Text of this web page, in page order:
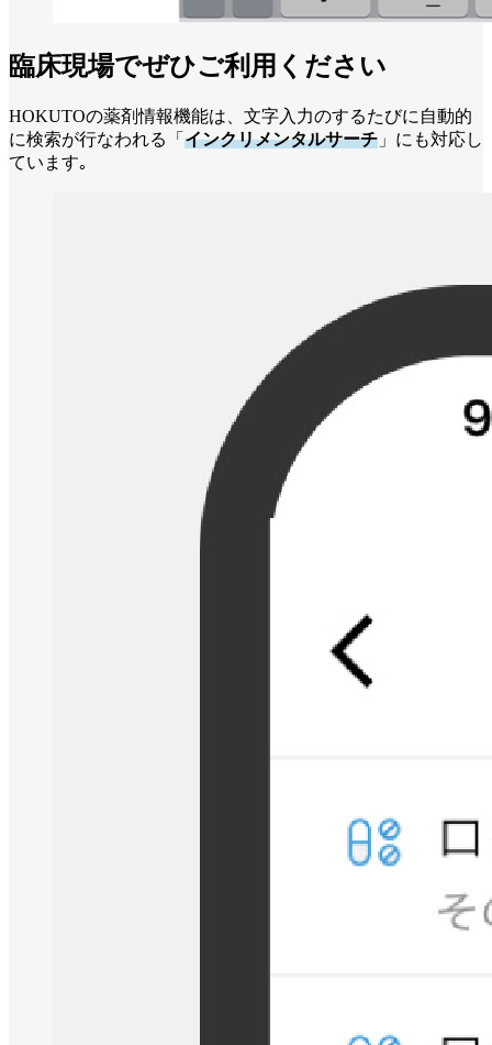
臨床現場でぜひご利用ください
HOKUTOの薬剤情報機能は、文字入力のするたびに自動的
に検索が行なわれる「 インクリメンタルサーチ 」にも対応し
ています｡